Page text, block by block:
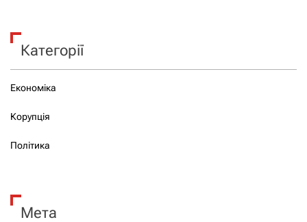
Категорії
Економіка
Корупція
Політика
Мета